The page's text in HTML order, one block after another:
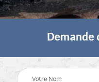
Demande